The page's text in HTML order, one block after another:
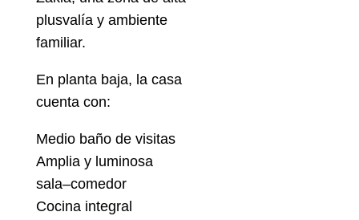
plusvalía y ambiente
familiar.
En planta baja, la casa
cuenta con:
Medio baño de visitas
Amplia y luminosa
sala–comedor
Cocina integral